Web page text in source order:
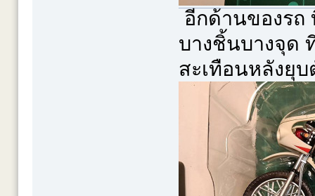
อีกด้านของรถ
บางชิ้นบางจุด
สะเทือนหลังยุบ